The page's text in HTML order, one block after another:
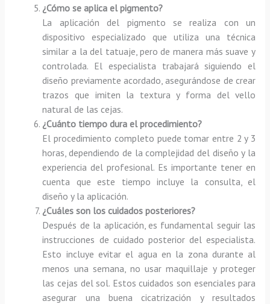
¿Cómo se aplica el pigmento?
La aplicación del pigmento se realiza con un
dispositivo especializado que utiliza una técnica
similar a la del tatuaje, pero de manera más suave y
controlada. El especialista trabajará siguiendo el
diseño previamente acordado, asegurándose de crear
trazos que imiten la textura y forma del vello
natural de las cejas.
¿Cuánto tiempo dura el procedimiento?
El procedimiento completo puede tomar entre 2 y 3
horas, dependiendo de la complejidad del diseño y la
experiencia del profesional. Es importante tener en
cuenta que este tiempo incluye la consulta, el
diseño y la aplicación.
¿Cuáles son los cuidados posteriores?
Después de la aplicación, es fundamental seguir las
instrucciones de cuidado posterior del especialista.
Esto incluye evitar el agua en la zona durante al
menos una semana, no usar maquillaje y proteger
las cejas del sol. Estos cuidados son esenciales para
asegurar una buena cicatrización y resultados